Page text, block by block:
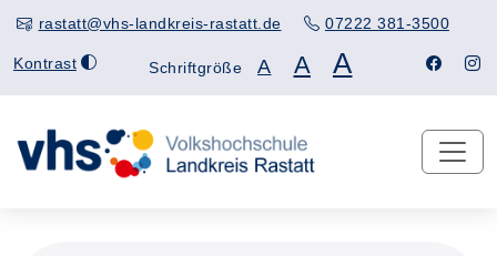
rastatt@vhs-landkreis-rastatt.de 07222 381-3500
Kontrast Schriftgröße A A A